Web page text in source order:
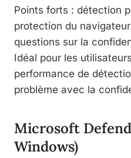
Points forts : détection
protection du
questions sur la
Idéal pour les
performance de
problème avec la
Microsoft
Windows)